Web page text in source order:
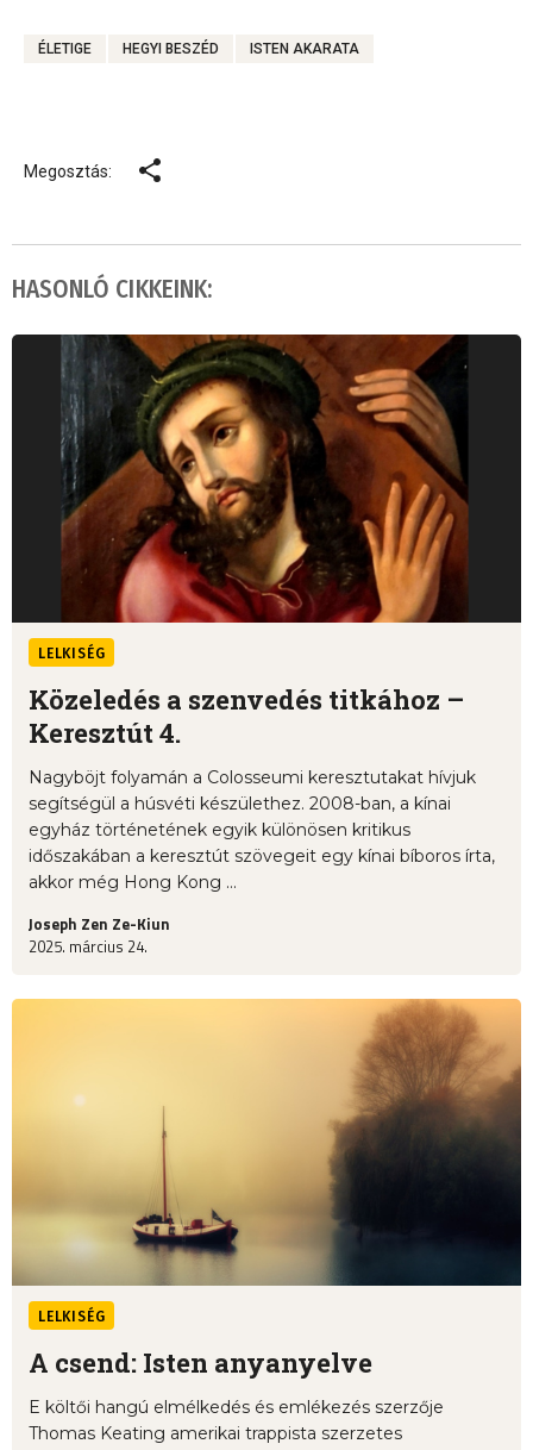
ÉLETIGE HEGYI BESZÉD ISTEN AKARATA
Megosztás:
HASONLÓ CIKKEINK:
LELKISÉG
Közeledés a szenvedés titkához –
Keresztút 4.
Nagyböjt folyamán a Colosseumi keresztutakat hívjuk
segítségül a húsvéti készülethez. 2008-ban, a kínai
egyház történetének egyik különösen kritikus
időszakában a keresztút szövegeit egy kínai bíboros írta,
akkor még Hong Kong ...
Joseph Zen Ze-Kiun
2025. március 24.
LELKISÉG
A csend: Isten anyanyelve
E költői hangú elmélkedés és emlékezés szerzője
Thomas Keating amerikai trappista szerzetes